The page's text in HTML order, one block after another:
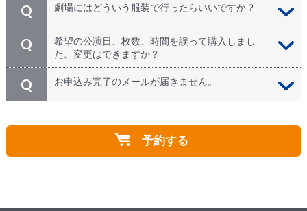
Q 劇場にはどういう服装で行ったらいいですか？
A
特にドレスコードはありません。劇場内は冷房や暖房が
良く効いていることがあります。夏場はカーデガンや羽
織りもの、冬場は体温調整ができる服装でご参加下さ
い。
Q
希望の公演日、枚数、時間を誤って購入しまし
た。変更はできますか？
A
いいえ。ご予約完了時にお手配が完了しております。申
し訳ございませんが、お申込後のチケット内容（演目、
セル規定となりますので、十分ご確認頂いた上でお申込
Q お申込み完了のメールが届きません。
ールへ自動送信されております。メールが届かない原因
としまして、大きく4つのケースが考えられます。
予約する